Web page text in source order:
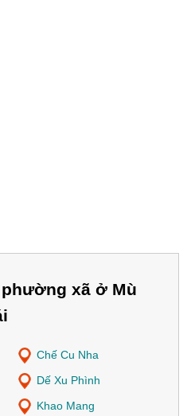
xã ở Mù
Chế Cu Nha
Dế Xu Phình
Khao Mang